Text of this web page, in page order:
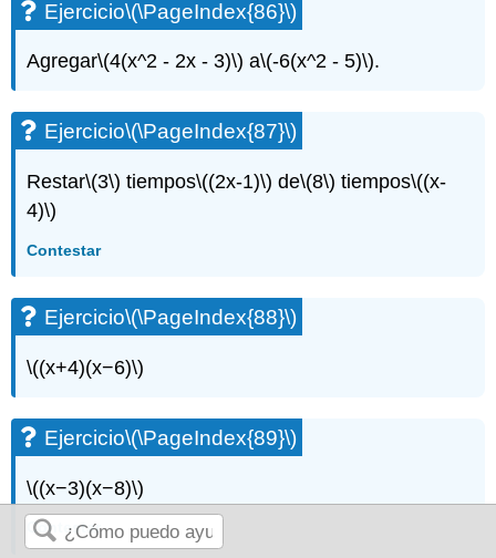
Ejercicio\(\PageIndex{86}\)
Agregar\(4(x^2 - 2x - 3)\) a\(-6(x^2 - 5)\).
Ejercicio\(\PageIndex{87}\)
Restar\(3\) tiempos\((2x-1)\) de\(8\) tiempos\((x-
4)\)
Contestar
Ejercicio\(\PageIndex{88}\)
\((x+4)(x−6)\)
Ejercicio\(\PageIndex{89}\)
\((x−3)(x−8)\)
Contestar